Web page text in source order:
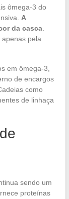
ômega-3 do
A
da casca.
apenas pela
em ômega-3,
de encargos
como
de linhaça
sendo um
proteínas